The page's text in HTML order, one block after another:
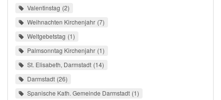
Valentinstag 2
Weihnachten Kirchenjahr 7
Weltgebetstag 1
Palmsonntag Kirchenjahr 1
St. Elisabeth, Darmstadt 14
Darmstadt 26
Spanische Kath. Gemeinde Darmstadt 1